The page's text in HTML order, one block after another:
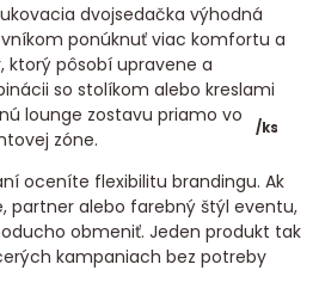
/ks
dvojsedačka výhodná
ponúknuť viac komfortu a
ktorý pôsobí upravene a
so stolíkom alebo kreslami
lounge zostavu priamo vo
zóne.
oceníte flexibilitu brandingu. Ak
partner alebo farebný štýl eventu,
obmeniť. Jeden produkt tak
kampaniach bez potreby